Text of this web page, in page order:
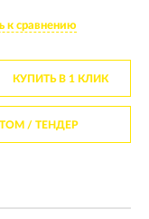
к сравнению
КУПИТЬ В 1 КЛИК
/ ТЕНДЕР